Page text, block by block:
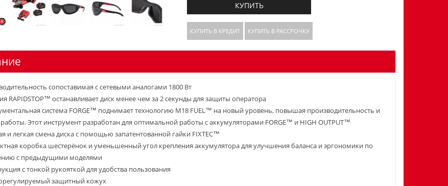
КУПИТЬ
КУПИТЬ В КРЕДИТ КУПИТЬ В РАССРОЧКУ
сопоставимая с сетевыми аналогами 1800 Вт
RAPIDSTOP™ останавливает диск менее чем за 2 секунды для защиты оператора
система FORGE™ поднимает технологию M18 FUEL™ на новый уровень, повышая производительность и
Этот инструмент разработан для оптимальной работы с аккумуляторами FORGE™ и HIGH OUTPUT™
и легкая смена диска с помощью запатентованной гайки FIXTEC™
коробка шестерёнок и уменьшенный угол крепления аккумулятора для улучшения баланса и эргономики по
с предыдущими моделями
с тонкой рукояткой для удобства пользования
защитный кожух